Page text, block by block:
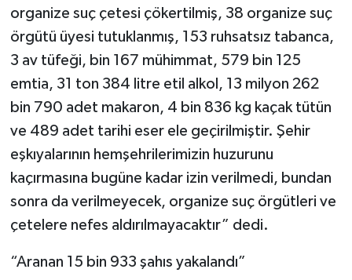
organize suç çetesi çökertilmiş, 38 organize suç
örgütü üyesi tutuklanmış, 153 ruhsatsız tabanca,
3 av tüfeği, bin 167 mühimmat, 579 bin 125
emtia, 31 ton 384 litre etil alkol, 13 milyon 262
bin 790 adet makaron, 4 bin 836 kg kaçak tütün
ve 489 adet tarihi eser ele geçirilmiştir. Şehir
eşkıyalarının hemşehrilerimizin huzurunu
kaçırmasına bugüne kadar izin verilmedi, bundan
sonra da verilmeyecek, organize suç örgütleri ve
çetelere nefes aldırılmayacaktır” dedi.
“Aranan 15 bin 933 şahıs yakalandı”